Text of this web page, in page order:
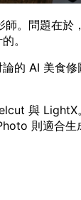
。問題在於
。
的 AI 美食
與
則適合